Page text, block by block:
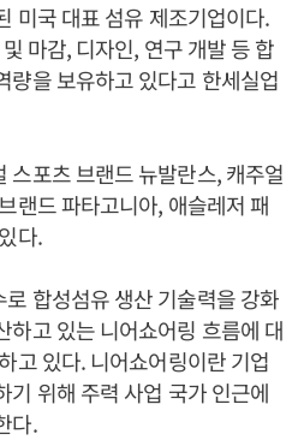
미국 대표 섬유 제조기업이다.
마감, 디자인, 연구 개발 등 합
량을 보유하고 있다고 한세실업
스포츠 브랜드 뉴발란스, 캐주얼
랜드 파타고니아, 애슬레저 패
다.
합성섬유 생산 기술력을 강화
하고 있는 니어쇼어링 흐름에 대
고 있다. 니어쇼어링이란 기업
기 위해 주력 사업 국가 인근에
다.